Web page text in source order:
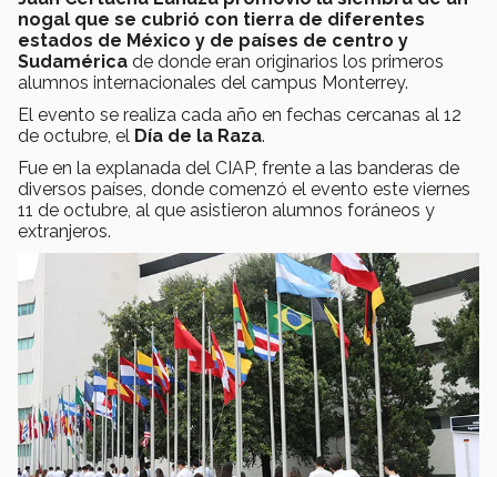
nogal que se cubrió con tierra de diferentes
estados de México y de países de centro y
Sudamérica de donde eran originarios los primeros
alumnos internacionales del campus Monterrey.
El evento se realiza cada año en fechas cercanas al 12
de octubre, el Día de la Raza.
Fue en la explanada del CIAP, frente a las banderas de
diversos países, donde comenzó el evento este viernes
11 de octubre, al que asistieron alumnos foráneos y
extranjeros.